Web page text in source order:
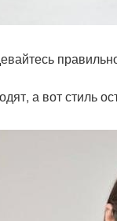
а вот стиль